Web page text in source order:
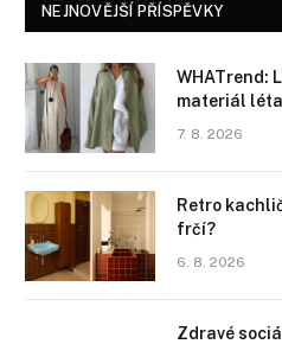
NEJNOVĚJŠÍ PŘÍSPĚVKY
WHATrend:
materiál léta
7. 8. 2026
Retro
frčí?
6. 8. 2026
Zdravé